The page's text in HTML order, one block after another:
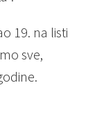
19. na listi
sve,